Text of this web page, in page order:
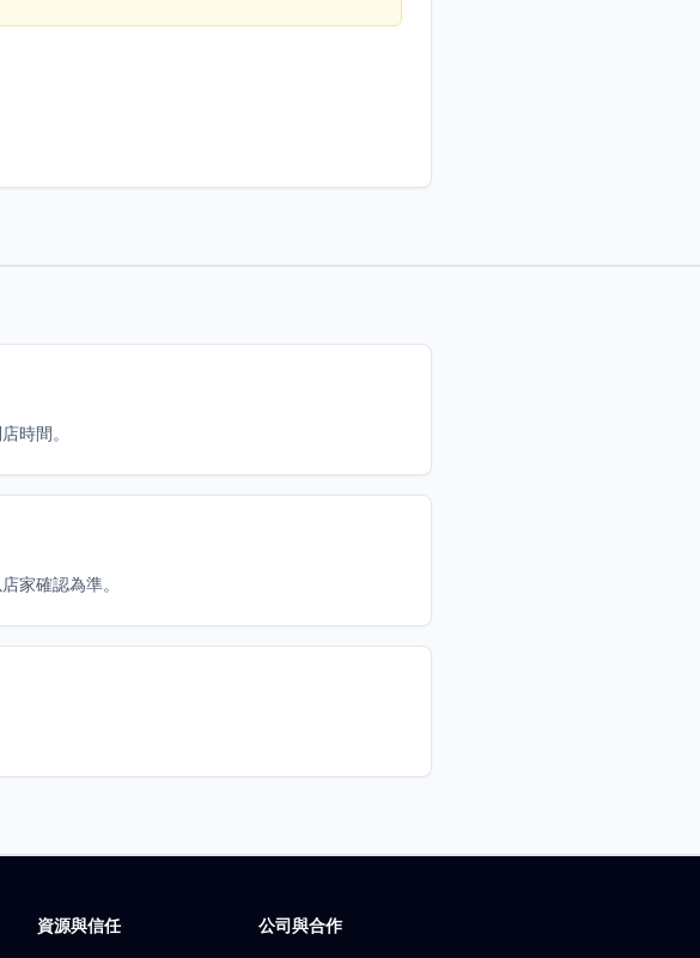
時間。
家確認為準。
資源與信任 公司與合作